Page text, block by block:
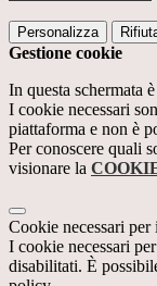
Personalizza
Gestione cookie
In questa schermata
I cookie necessari
piattaforma e non è
Per conoscere quali
visionare la
Cookie necessari
I cookie necessari
disabilitati. È